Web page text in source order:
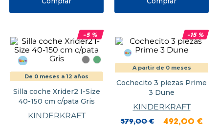
-5%
De 0 meses a 12 años
Silla coche Xrider2 I-Size
40-150 cm c/pata Gris
KINDERKRAFT
-15%
A partir de 0 meses
Cochecito 3 piezas Prime
3 Dune
KINDERKRAFT
579,00 € 492,00 €